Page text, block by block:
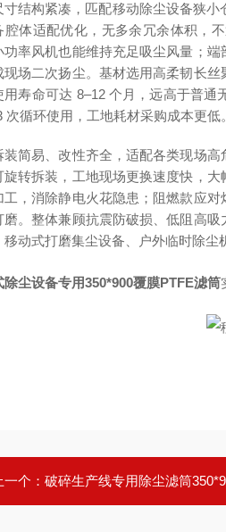
寸结构紧凑，匹配移动除尘设备狭
腔体适配优化，无多余冗余体积，
功率风机也能维持充足吸尘风量；
现场二次扬尘。基材选用高柔韧长
用寿命可达 8–12 个月，远高于普
次循环使用，工地耗材采购成本更低。
装简易、改性齐全，适配各类现场
旋转拆装，工地现场更换速度快，
工，消除静电火花隐患；阻燃款应
磨。整体兼顾抗震防破损、低阻高
移动式打磨集尘设备、户外临时除尘
除尘设备专用350*900覆膜PTFE滤筒
一个： 破碎生产线专用除尘滤筒